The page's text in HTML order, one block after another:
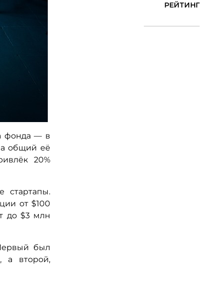
фонда — в
общий её
20%
стартапы.
от $100
до $3 млн
был
а второй,
РЕЙТИНГ